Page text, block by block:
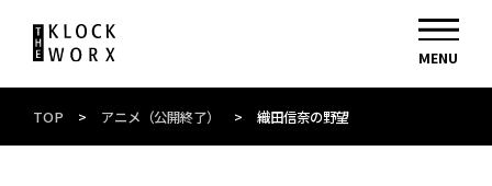
TOP > アニメ（公開終了） > 織田信奈の野望